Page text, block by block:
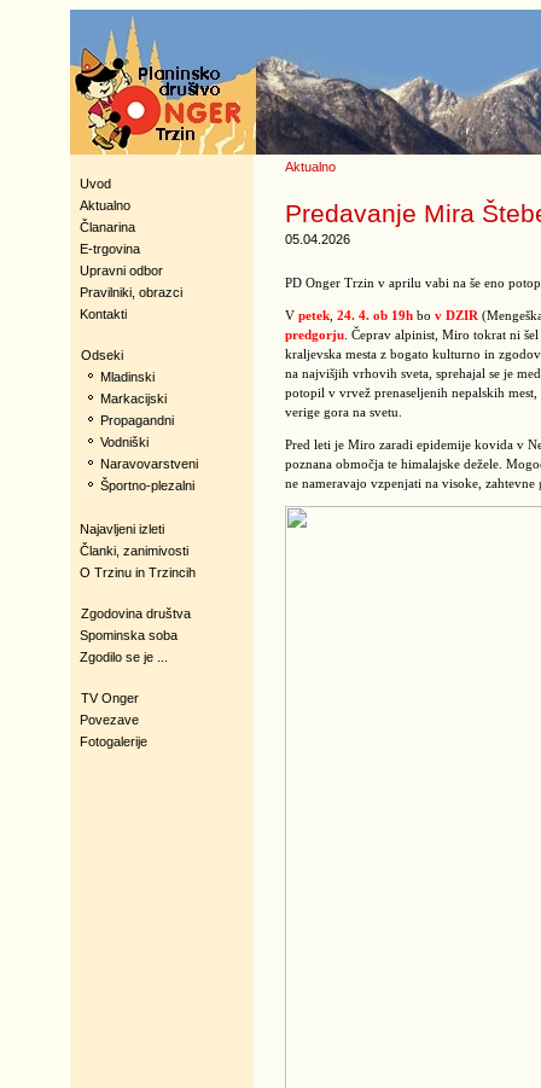
Uvod
Aktualno
Članarina
E-trgovina
Upravni odbor
Pravilniki, obrazci
Kontakti
Odseki
Mladinski
Markacijski
Propagandni
Vodniški
Naravovarstveni
Športno-plezalni
Najavljeni izleti
Članki, zanimivosti
O Trzinu in Trzincih
Zgodovina društva
Spominska soba
Zgodilo se je ...
TV Onger
Povezave
Fotogalerije
Aktualno
Predavanje Mira
05.04.2026
PD Onger Trzin v aprilu vabi na še eno
V petek 24. 4. ob 19h bo v DZIR
predgorju . Čeprav alpinist, Miro tokrat ni
kraljevska mesta z bogato kulturno in
na najvišjih vrhovih sveta, sprehajal se je
potopil v vrvež prenaseljenih nepalskih
verige gora na svetu.
Pred leti je Miro zaradi epidemije kovida v
poznana območja te himalajske dežele.
ne nameravajo vzpenjati na visoke, zahtevne